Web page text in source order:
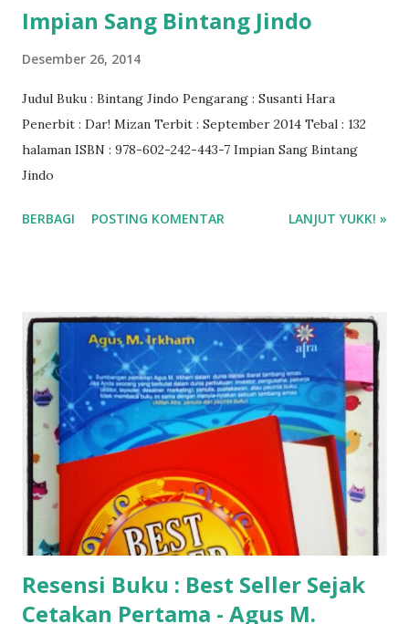
Impian Sang Bintang Jindo
Desember 26, 2014
Judul Buku : Bintang Jindo Pengarang : Susanti Hara
Penerbit : Dar! Mizan Terbit : September 2014 Tebal : 132
halaman ISBN : 978-602-242-443-7 Impian Sang Bintang
Jindo
BERBAGI POSTING KOMENTAR LANJUT YUKK! »
Resensi Buku : Best Seller Sejak
Cetakan Pertama - Agus M.